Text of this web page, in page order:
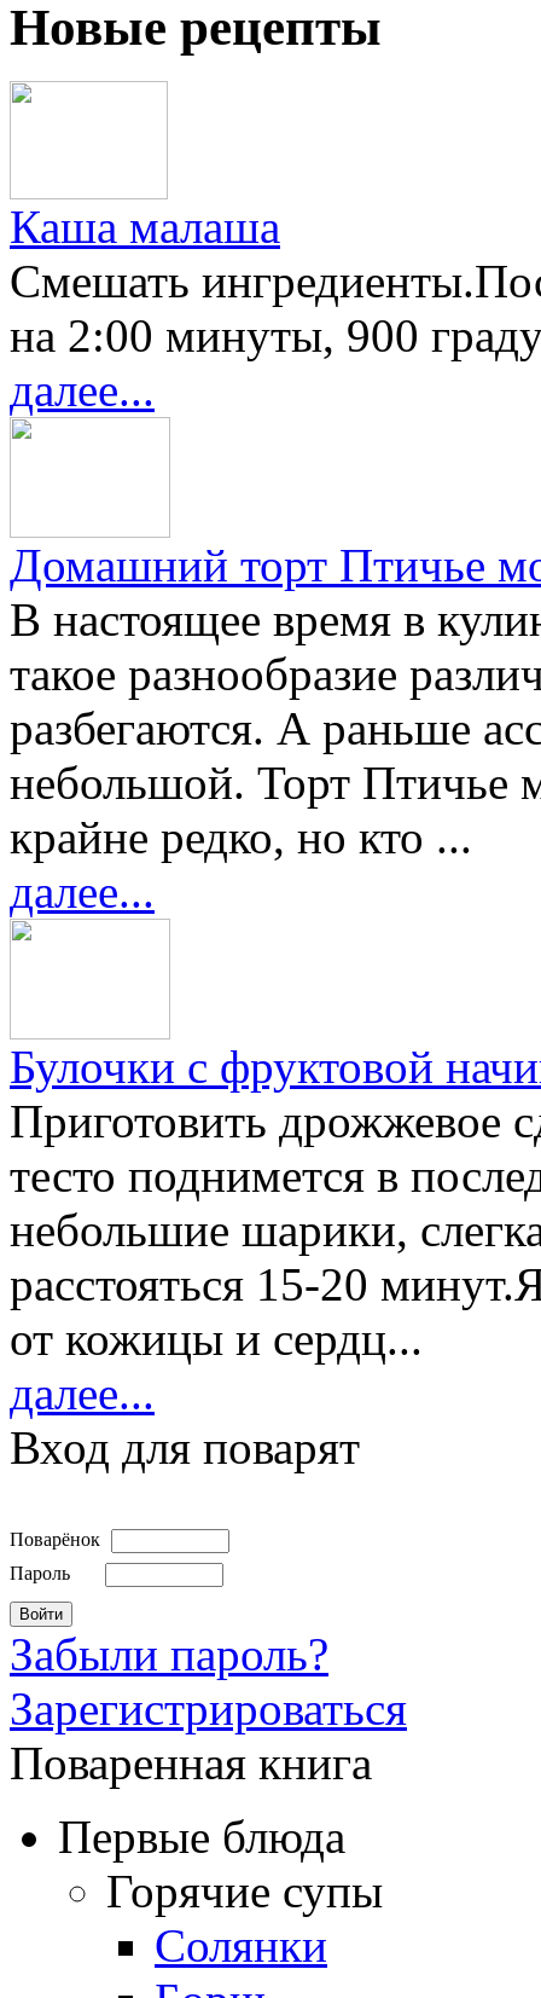
Новые рецепты
Каша малаша
Смешать
на 2:00 минуты, 900
далее...
Домашний торт Птичье
В настоящее время в
такое разнообразие
разбегаются. А раньше
небольшой. Торт Птичье
крайне редко, но кто ...
далее...
Булочки с фруктовой
Приготовить дрожжевое
тесто поднимется в
небольшие шарики,
расстояться 15-20
от кожицы и сердц...
далее...
Вход для поварят
Поварёнок
Пароль
Забыли пароль?
Зарегистрироваться
Поваренная книга
Первые блюда
Горячие супы
Солянки